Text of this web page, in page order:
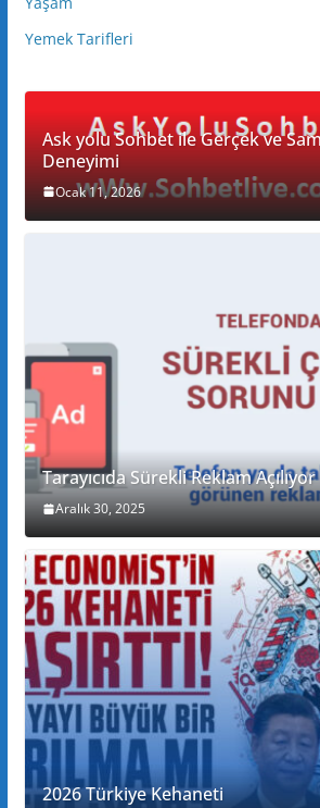
Yemek Tarifleri
Ask yolu Sohbet ile Gerçek ve
Deneyimi
Ocak 11, 2026
Tarayıcıda Sürekli Reklam
Aralık 30, 2025
2026 Türkiye Kehaneti